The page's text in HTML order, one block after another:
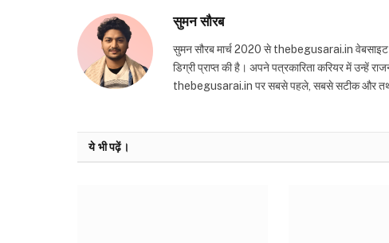
सुमन सौरब
सुमन सौरब मार्च 2020 से thebegusarai.in वेबसाइट
डिग्री प्राप्त की है। अपने पत्रकारिता करियर में उन्हें
thebegusarai.in पर सबसे पहले, सबसे सटीक और
ये भी पढ़ें।